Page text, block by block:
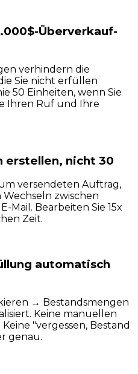
Überverkauf-
verhindern die
Sie nicht erfüllen
50 Einheiten, wenn Sie
Ihren Ruf und Ihre
erstellen, nicht 30
versendeten Auftrag,
Wechseln zwischen
Mail. Bearbeiten Sie 15x
Zeit.
automatisch
→ Bestandsmengen
Keine manuellen
"vergessen, Bestand
genau.